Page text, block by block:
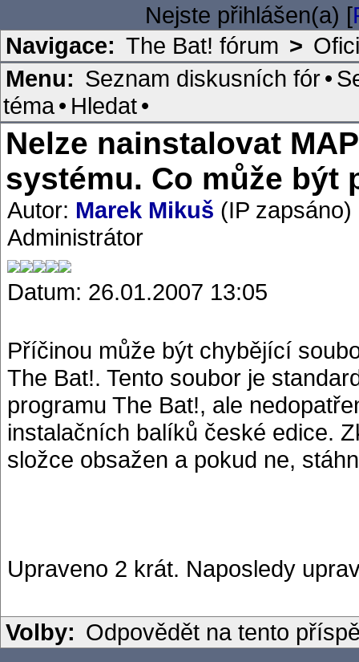
Nejste přihlášen(a) [
Navigace: The Bat! fórum >
Menu: Seznam diskusních fór•
téma• Hledat•
Nelze nainstalovat
systému. Co může být
Autor: Marek Mikuš (IP zapsáno)
Administrátor
Datum: 26.01.2007 13:05
Příčinou může být chybějící
The Bat!. Tento soubor je
programu The Bat!, ale
instalačních balíků české edice.
složce obsažen a pokud ne,
Upraveno 2 krát. Naposledy
Volby: Odpovědět na tento